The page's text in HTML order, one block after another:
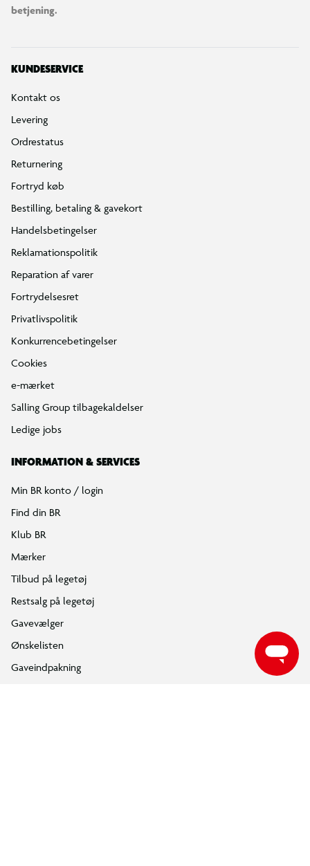
Privatlivspolitik
e-mærket
Salling Group tilbagekaldelser
Ledige jobs
Min BR konto / login
Find din BR
Klub BR
Mærker
Tilbud på legetøj
Restsalg på legetøj
Gavevælger
Ønskelisten
Gaveindpakning
Katalog
Events
Click&Collect
Gavekort
Om BR
Følg BR på Facebook
Følg BR på Instagram
Følg BR på Youtube
ÅBNINGSTIDER